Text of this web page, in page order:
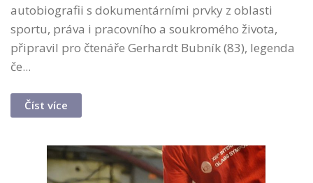
autobiografii s dokumentárními prvky z oblasti
sportu, práva i pracovního a soukromého života,
připravil pro čtenáře Gerhardt Bubník (83), legenda
če...
Číst více